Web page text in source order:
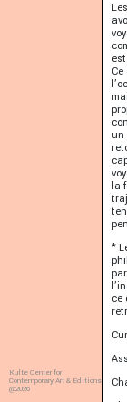
Kulte Center for
Contemporary Art & Editions
@2026
un
la
*
ce